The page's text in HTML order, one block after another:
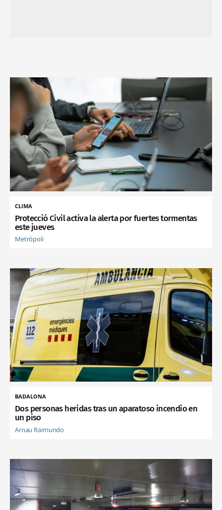
CLIMA
Protecció Civil activa la alerta por fuertes tormentas
este jueves
Metrópoli
BADALONA
Dos personas heridas tras un aparatoso incendio en
un piso
Arnau Raimundo